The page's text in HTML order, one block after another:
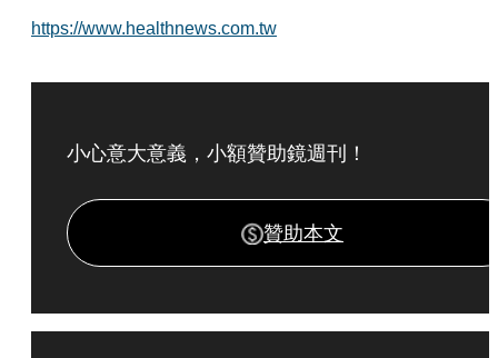
https://www.healthnews.com.tw
小心意大意義，小額贊助鏡週刊！
贊助本文